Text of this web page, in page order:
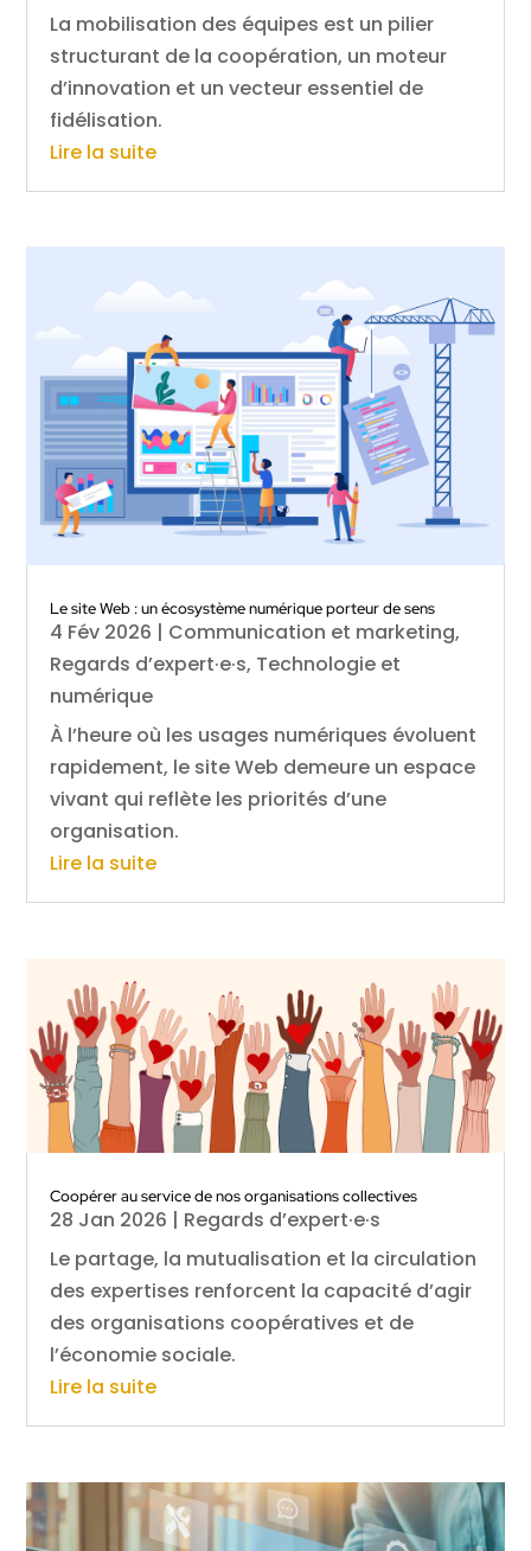
La mobilisation des équipes est un pilier
structurant de la coopération, un moteur
d’innovation et un vecteur essentiel de
fidélisation.
Lire la suite
Le site Web : un écosystème numérique porteur de sens
4 Fév 2026 | Communication et marketing,
Regards d’expert·e·s, Technologie et
numérique
À l’heure où les usages numériques évoluent
rapidement, le site Web demeure un espace
vivant qui reflète les priorités d’une
organisation.
Lire la suite
Coopérer au service de nos organisations collectives
28 Jan 2026 | Regards d’expert·e·s
Le partage, la mutualisation et la circulation
des expertises renforcent la capacité d’agir
des organisations coopératives et de
l’économie sociale.
Lire la suite